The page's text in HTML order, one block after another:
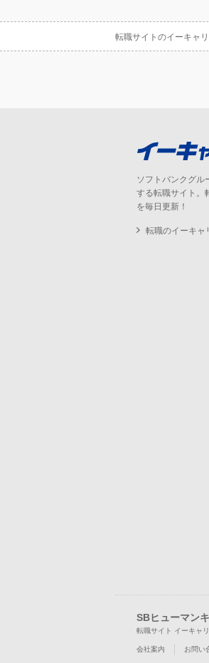
転職サイトのイーキャ
ソフトバンクグル
する転職サイト。
を毎日更新！
転職のイーキャ
SBヒューマン
転職サイト イーキャ
会社案内 お問い